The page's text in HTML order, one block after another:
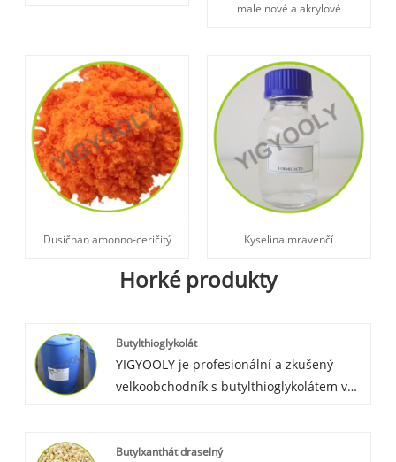
maleinové a akrylové
Dusičnan amonno-ceričitý Kyselina mravenčí
Horké produkty
Butylthioglykolát
YIGYOOLY je profesionální a zkušený
velkoobchodník s butylthioglykolátem v
Thioglycolate z velké části exportuje k
Butylxanthát draselný